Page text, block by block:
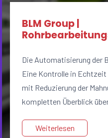
BLM Group |
Die Automatisierung der
Eine Kontrolle in Echtzeit
mit Reduzierung der
kompletten Überblick
Weiterlesen